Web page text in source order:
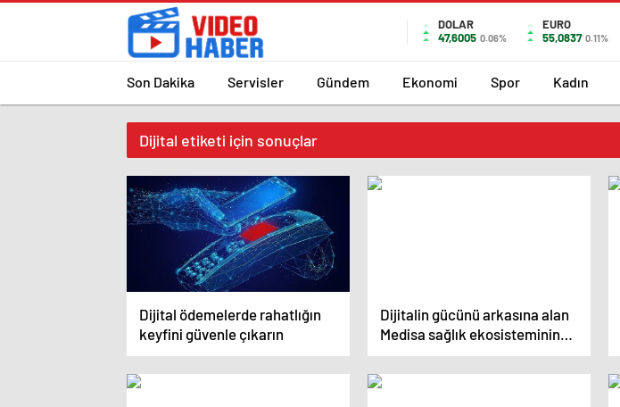
DOLAR
47,6005 0.06%
EURO
55,0837 0.11%
Son Dakika Servisler Gündem Ekonomi Spor Kadın
Dijital etiketi için sonuçlar
Dijital ödemelerde rahatlığın
keyfini güvenle çıkarın
Dijitalin gücünü arkasına alan
Medisa sağlık ekosisteminin
yeni oyuncusu oldu